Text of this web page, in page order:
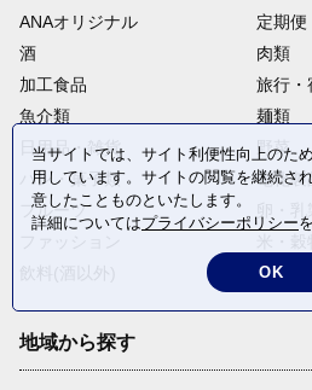
ANAオリジナル
定期便
酒
肉類
加工食品
旅行・
魚介類
麺類
日用品・雑貨
野菜
パン・菓子類
電化製
フルーツ
返礼品
地域から探す
当サイトでは、サイト利便性向上のた
用しています。サイトの閲覧を継続さ
意したことものといたします。
詳細についてはプライバシーポリシー
OK